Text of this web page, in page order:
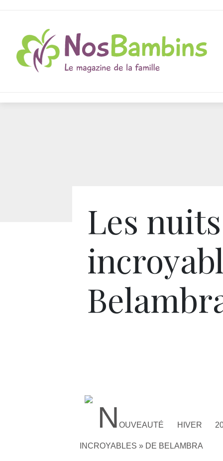
Les nuits
N OUVEAUTÉ HIVER
INCROYABLES » DE BELAMBRA